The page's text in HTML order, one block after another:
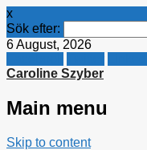
x
Sök efter:
6 August, 2026
Caroline Szyber
Main menu
Skip to content